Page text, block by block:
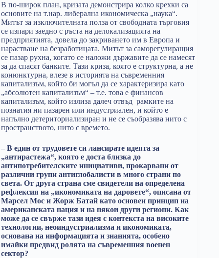
В по-широк план, кризата демонстрира колко крехки са
основите на т.нар. либерална икономическа „наука“.
Митът за изключителната полза от свободната търговия
се изпари заедно с ръста на делокализацията на
предприятията, довела до закриването им в Европа и
нарастване на безработицата. Митът за саморегулиращия
се пазар рухна, когато се наложи държавите да се намесят
за да спасят банките. Тази криза, която е структурна, а не
конюнктурна, влезе в историята на съвременния
капитализъм, който би могъл да се характеризира като
„абсолютен капитализъм“ – т.е. това е финансов
капитализъм, който излиза далеч отвъд рамките на
познатия ни пазарен или индустриален, и който е
напълно детериториализиран и не се съобразява нито с
пространството, нито с времето.
– В един от трудовете си лансирате идеята за
„антирастежа“, която е доста близка до
антипотребителските инициативи, прокарвани от
различни групи антиглобалисти в много страни по
света. От друга страна сме свидетели на определена
рефлексия на „икономиката на даровете“, описана от
Марсел Мос и Жорж Батай като основен принцип на
американската нация и на някои други региони. Как
може да се свърже тази идея с контекста на високите
технологии, неоиндустриализма и икономиката,
основана на информацията и знанията, особено
имайки предвид ролята на съвременния военен
сектор?